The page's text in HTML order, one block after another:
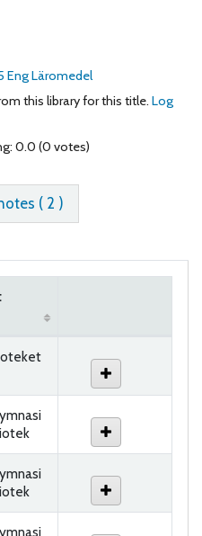
Eng Läromedel
this library for this title. Log
0.0 (0 votes)
( 2 )